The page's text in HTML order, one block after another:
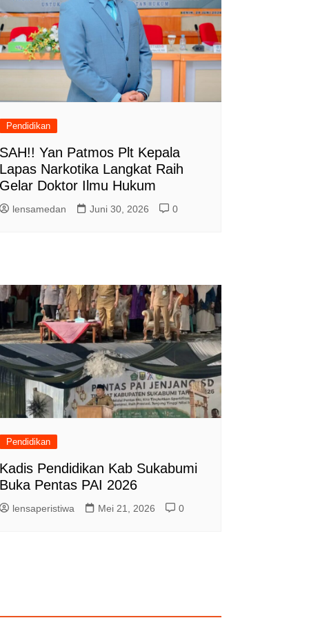
Pendidikan
Yan Patmos Plt Kepala
Narkotika Langkat Raih
Doktor Ilmu Hukum
lensamedan Juni 30, 2026 0
Pendidikan
Pendidikan Kab Sukabumi
Pentas PAI 2026
lensaperistiwa Mei 21, 2026 0